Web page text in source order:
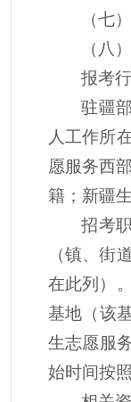
（七）
（八
报考
驻疆
人工作所
愿服务西
籍；新疆
招考
（镇、街
在此列）
基地（该
生志愿服
始时间按